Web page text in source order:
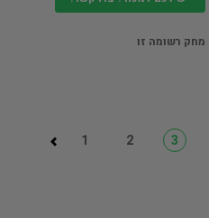
מחק רשומה זו
1 2 3